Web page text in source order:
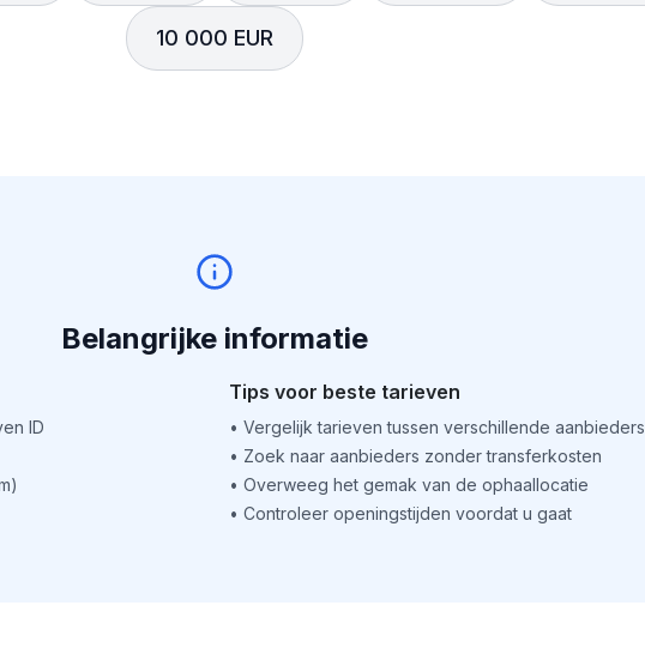
10 000 EUR
Belangrijke informatie
ID
Tips voor beste tarieven
• Vergelijk tarieven tussen verschillende aanbieders
• Zoek naar aanbieders zonder transferkosten
• Overweeg het gemak van de ophaallocatie
• Controleer openingstijden voordat u gaat